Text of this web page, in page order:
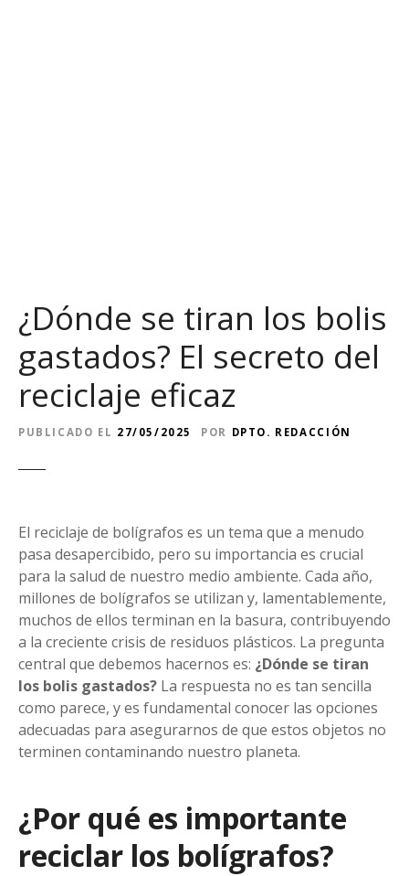
¿Dónde se tiran los bolis
gastados? El secreto del
reciclaje eficaz
PUBLICADO EL 27/05/2025 POR DPTO. REDACCIÓN
El reciclaje de bolígrafos es un tema que a menudo
pasa desapercibido, pero su importancia es crucial
para la salud de nuestro medio ambiente. Cada año,
millones de bolígrafos se utilizan y, lamentablemente,
muchos de ellos terminan en la basura, contribuyendo
a la creciente crisis de residuos plásticos. La pregunta
central que debemos hacernos es: ¿Dónde se tiran
los bolis gastados? La respuesta no es tan sencilla
como parece, y es fundamental conocer las opciones
adecuadas para asegurarnos de que estos objetos no
terminen contaminando nuestro planeta.
¿Por qué es importante
reciclar los bolígrafos?